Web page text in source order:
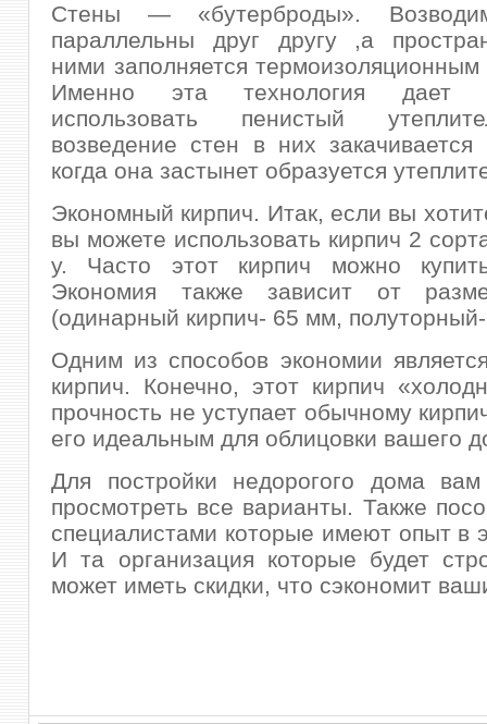
Стены — «бутерброды».
параллельны друг другу ,а
ними заполняется
Именно эта технология дает
использовать пенистый
возведение стен в них
когда она застынет образуется
Экономный кирпич. Итак, если вы
вы можете использовать кирпич 2
у. Часто этот кирпич можно
Экономия также зависит от
(одинарный кирпич- 65 мм,
Одним из способов экономии
кирпич. Конечно, этот кирпич
прочность не уступает обычному
его идеальным для облицовки вашего
Для постройки недорогого дома
просмотреть все варианты. Также
специалистами которые имеют опыт в
И та организация которые будет
может иметь скидки, что сэкономит